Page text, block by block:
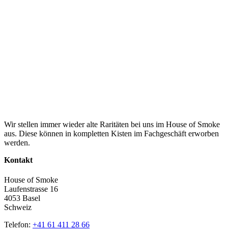
Wir stellen immer wieder alte Raritäten bei uns im House of Smoke
aus. Diese können in kompletten Kisten im Fachgeschäft erworben
werden.
Kontakt
House of Smoke
Laufenstrasse 16
4053 Basel
Schweiz
Telefon: +41 61 411 28 66